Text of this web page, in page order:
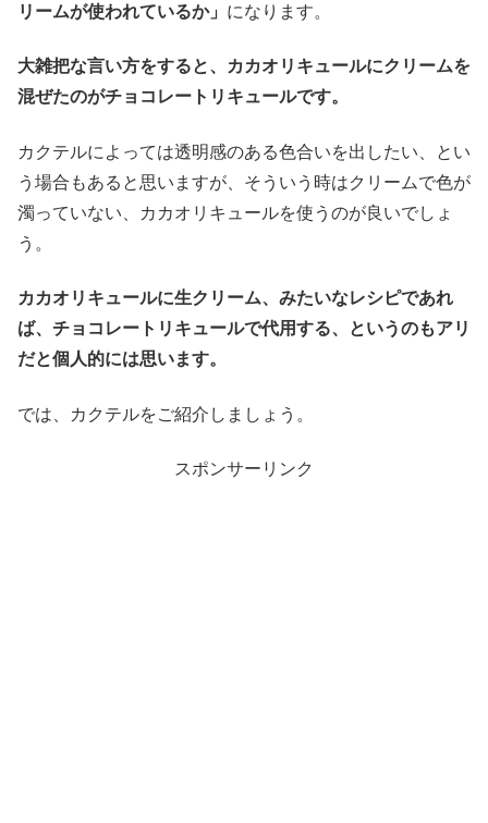
リームが使われているか」 になります。
大雑把な言い方をすると、カカオリキュールにクリームを
混ぜたのがチョコレートリキュールです。
カクテルによっては透明感のある色合いを出したい、とい
う場合もあると思いますが、そういう時はクリームで色が
濁っていない、カカオリキュールを使うのが良いでしょ
う。
カカオリキュールに生クリーム、みたいなレシピであれ
ば、チョコレートリキュールで代用する、というのもアリ
だと個人的には思います。
では、カクテルをご紹介しましょう。
スポンサーリンク